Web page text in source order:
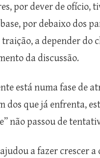
por dever de ofício,
por debaixo dos
a depender do
da discussão.
está numa fase de
dos que já enfrenta,
não passou de
a fazer crescer a